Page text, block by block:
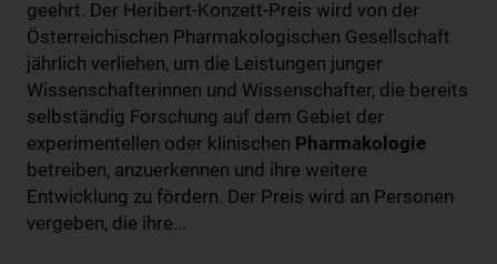
geehrt. Der Heribert-Konzett-Preis wird von der
Österreichischen Pharmakologischen Gesellschaft
jährlich verliehen, um die Leistungen junger
Wissenschafterinnen und Wissenschafter, die bereits
selbständig Forschung auf dem Gebiet der
experimentellen oder klinischen Pharmakologie
betreiben, anzuerkennen und ihre weitere
Entwicklung zu fördern. Der Preis wird an Personen
vergeben, die ihre...